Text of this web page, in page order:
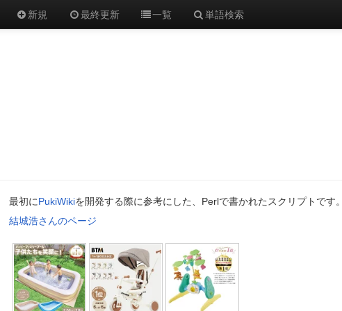
新規 最終更新 一覧 単語検索
最初にPukiWikiを開発する際に参考にした、Perlで書かれたスクリプトです
結城浩さんのページ